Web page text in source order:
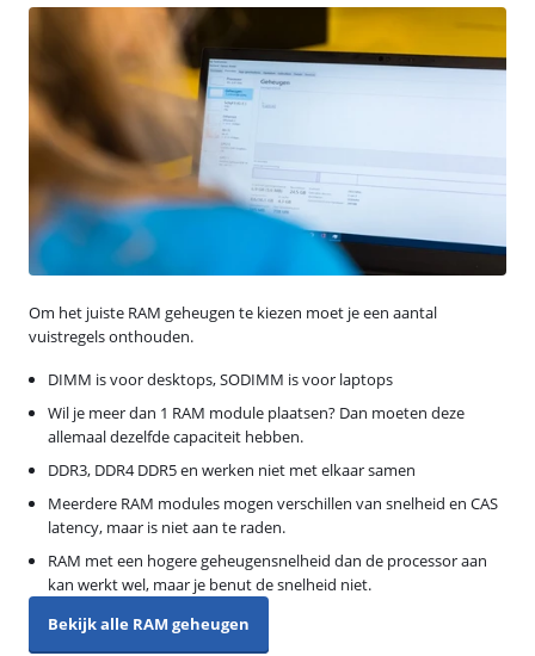
Om het juiste RAM geheugen te kiezen moet je een aantal
vuistregels onthouden.
DIMM is voor desktops, SODIMM is voor laptops
Wil je meer dan 1 RAM module plaatsen? Dan moeten deze
allemaal dezelfde capaciteit hebben.
DDR3, DDR4 DDR5 en werken niet met elkaar samen
Meerdere RAM modules mogen verschillen van snelheid en CAS
latency, maar is niet aan te raden.
RAM met een hogere geheugensnelheid dan de processor aan
kan werkt wel, maar je benut de snelheid niet.
Bekijk alle RAM geheugen